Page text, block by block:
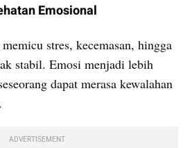
Emosional
stres, kecemasan, hingga
stabil. Emosi menjadi lebih
dapat merasa kewalahan
ADVERTISEMENT